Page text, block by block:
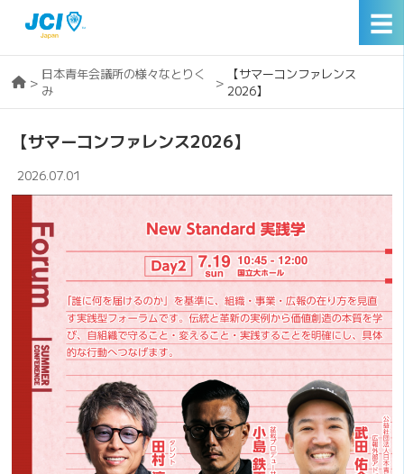
☰
> 日本青年会議所の様々なとりく
み
>
【サマーコンファレンス
2026】
【サマーコンファレンス2026】
2026.07.01